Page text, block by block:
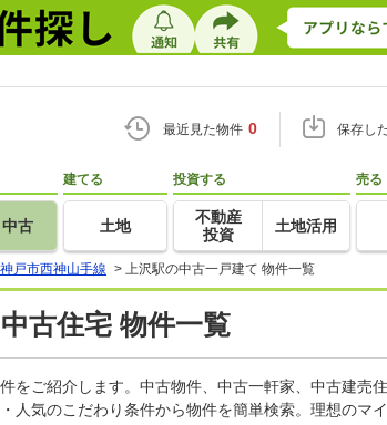
最近見た物件 0 保存し
中古
建てる
土地
投資する
不動産
投資
土地活用
売る
神戸市西神山手線 > 上沢駅の中古一戸建て 物件一覧
古住宅 物件一覧
をご紹介します。中古物件、中古一軒家、中古建売
人気のこだわり条件から物件を簡単検索。理想のマ